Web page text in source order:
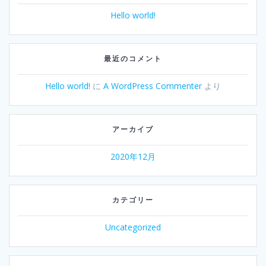
Hello world!
最近のコメント
Hello world! に A WordPress Commenterより
アーカイブ
2020年12月
カテゴリー
Uncategorized